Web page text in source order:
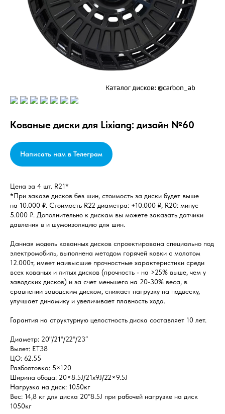
Кованые диски для Lixiang: дизайн №60
Написать нам в Телеграм
Цена за 4 шт. R21*
*При заказе дисков без шин, стоимость за диски будет выше
на 10.000 ₽. Стоимость R22 диаметра: +10.000 ₽, R20: минус
5.000 ₽. Дополнительно к дискам вы можете заказать датчики
давления в и шумоизоляцию для шин.
Данная модель кованных дисков спроектирована специально под
электромобиль, выполнена методом горячей ковки с молотом
12.000т, имеет наивысшие прочностные характеристики среди
всех кованых и литых дисков (прочность - на >25% выше, чем у
заводских дисков) и за счет меньшего на 20-30% веса, в
сравнении заводским диском, снижает нагрузку на подвеску,
улучшает динамику и увеличивает плавность хода.
Гарантия на структурную целостность диска составляет 10 лет.
Диаметр: 20"/21"/22"/23″
Вылет: ET38
ЦО: 62.55
Разболтовка: 5×120
Ширина обода: 20×8.5J/21x9J/22×9.5J
Нагрузка на диск: 1050кг
Вес: 14,8 кг для диска 20"8.5J при рабочей нагрузке на диск
1050кг